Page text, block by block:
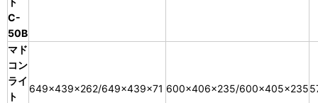
C-
50B
マド
コン
ライ
ト
649×439×262/649×439×71 600×406×235/600×405×235